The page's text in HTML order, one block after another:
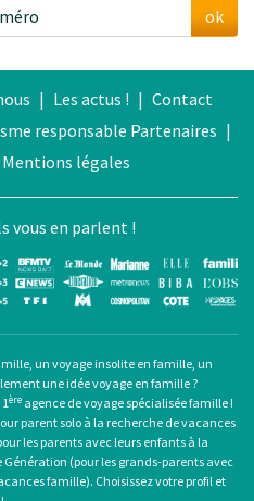
ok
| Les actus ! | Contact
responsable Partenaires |
Mentions légales
vous en parlent !
, un voyage insolite en famille, un
une idée voyage en famille ?
ère agence de voyage spécialisée famille !
parent solo à la recherche devacances
les parents avec leurs enfants à la
(pour les grands-parents avec
famille). Choisissez votre profil et